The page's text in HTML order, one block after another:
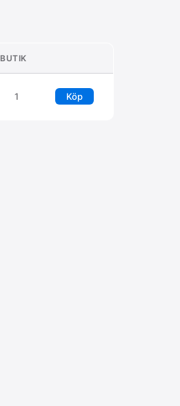
BUTIK
1 Köp